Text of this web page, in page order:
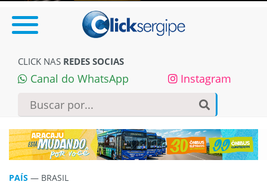
CLICK NAS REDES SOCIAS
Canal do WhatsApp Instagram
PAÍS — BRASIL